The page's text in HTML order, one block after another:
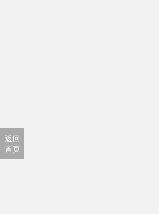
返回
首页